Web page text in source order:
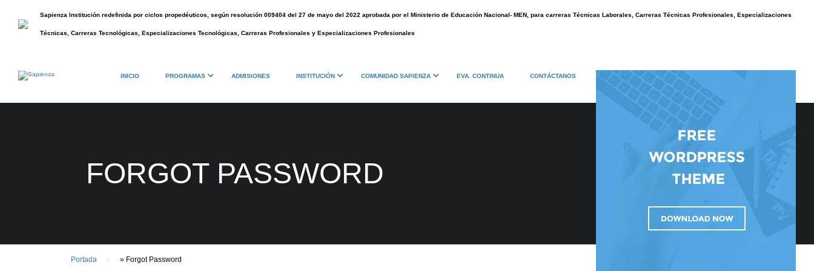
Sapienza Institución redefinida por ciclos propedéuticos, según resolución 009404 del 27 de mayo del 2022 aprobada por el Ministerio de Educación Nacional- MEN, para carreras Técnicas Laborales, Carreras Técnicas Profesionales, Especializaciones
Técnicas, Carreras Tecnológicas, Especializaciones Tecnológicas, Carreras Profesionales y Especializaciones Profesionales
INICIO PROGRAMAS ADMISIONES INSTITUCIÓN COMUNIDAD SAPIENZA EVA. CONTINUA CONTÁCTANOS
FORGOT PASSWORD
Portada » Forgot Password